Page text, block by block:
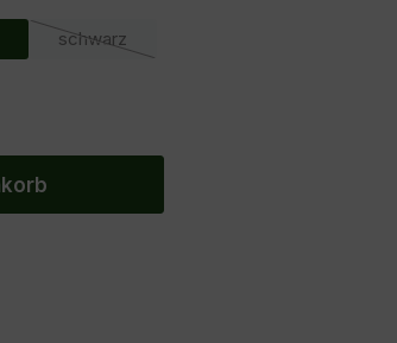
nicht verfügbar.)
schwarz
(Diese Option ist zurzeit nicht verfügbar.)
den gewünschten Wert